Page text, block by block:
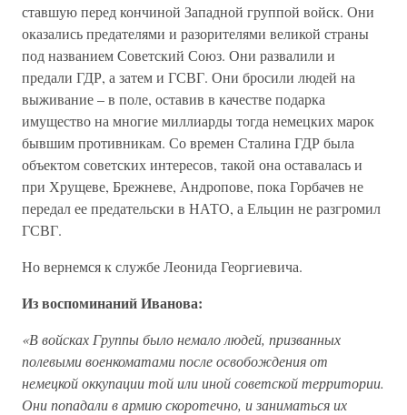
ставшую перед кончиной Западной группой войск. Они
оказались предателями и разорителями великой страны
под названием Советский Союз. Они развалили и
предали ГДР, а затем и ГСВГ. Они бросили людей на
выживание – в поле, оставив в качестве подарка
имущество на многие миллиарды тогда немецких марок
бывшим противникам. Со времен Сталина ГДР была
объектом советских интересов, такой она оставалась и
при Хрущеве, Брежневе, Андропове, пока Горбачев не
передал ее предательски в НАТО, а Ельцин не разгромил
ГСВГ.
Но вернемся к службе Леонида Георгиевича.
Из воспоминаний Иванова:
«В войсках Группы было немало людей, призванных
полевыми военкоматами после освобождения от
немецкой оккупации той или иной советской территории.
Они попадали в армию скоротечно, и заниматься их